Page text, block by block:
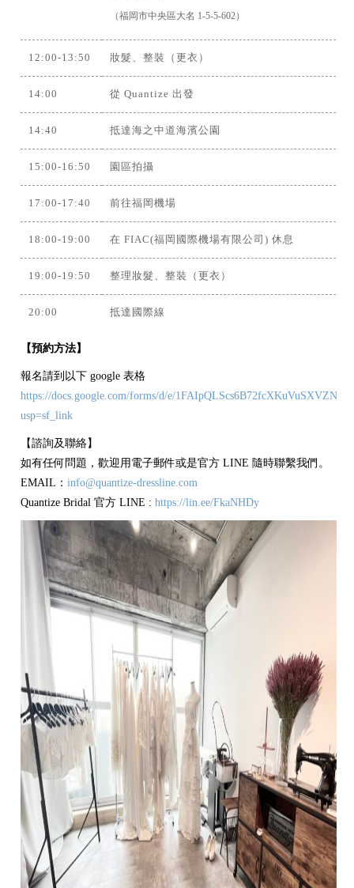
（福岡市中央區大名 1-5-5-602）
12:00-13:50 妝髮、整裝（更衣）
14:00 從 Quantize 出發
14:40 抵達海之中道海濱公園
15:00-16:50 園區拍攝
17:00-17:40 前往福岡機場
18:00-19:00 在 FIAC(福岡國際機場有限公司) 休息
19:00-19:50 整理妝髮、整裝（更衣）
20:00 抵達國際線
【預約方法】
報名請到以下 google 表格
https://docs.google.com/forms/d/e/
usp=sf_link
【諮詢及聯絡】
如有任何問題，歡迎用電子郵件或是官方 LINE 隨時聯繫我們。
EMAIL：info@quantize-dressline.com
Quantize Bridal 官方 LINE :https://lin.ee/FkaNHDy